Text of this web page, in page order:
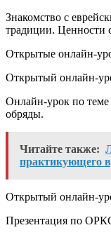
Знакомство с
традиции. Ценности
Открытые онлайн-
Открытый онлайн-
Онлайн-урок по
обряды.
Читайте также:
практикующего
Открытый онлайн-
Презентация по